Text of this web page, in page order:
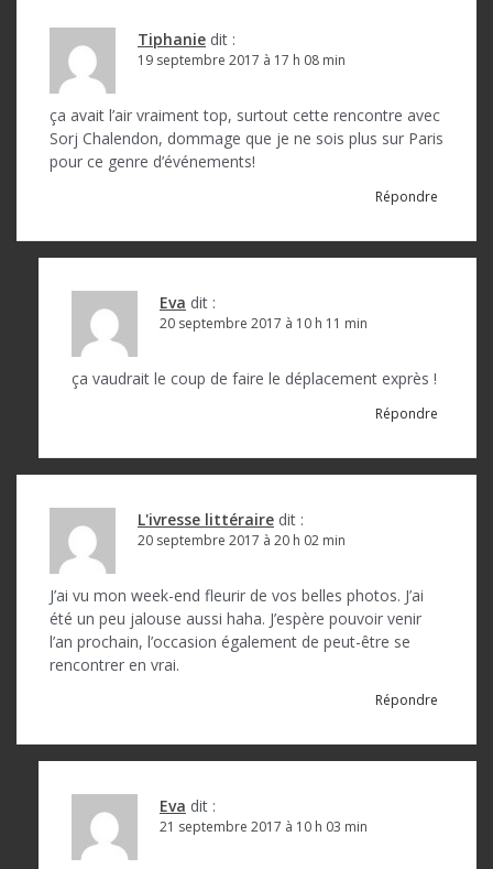
Tiphanie dit :
19 septembre 2017 à 17 h 08 min
ça avait l’air vraiment top, surtout cette rencontre avec
Sorj Chalendon, dommage que je ne sois plus sur Paris
pour ce genre d’événements!
Répondre
Eva dit :
20 septembre 2017 à 10 h 11 min
ça vaudrait le coup de faire le déplacement exprès !
Répondre
L'ivresse littéraire dit :
20 septembre 2017 à 20 h 02 min
J’ai vu mon week-end fleurir de vos belles photos. J’ai
été un peu jalouse aussi haha. J’espère pouvoir venir
l’an prochain, l’occasion également de peut-être se
rencontrer en vrai.
Répondre
Eva dit :
21 septembre 2017 à 10 h 03 min